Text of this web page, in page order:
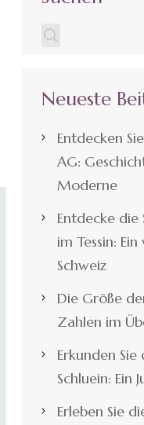
Neueste
Entdecken
AG:
Moderne
Entdecke
im Tessin:
Schweiz
Die Größe
Zahlen im
Erkunden
Schluein: Ein
Erleben Sie